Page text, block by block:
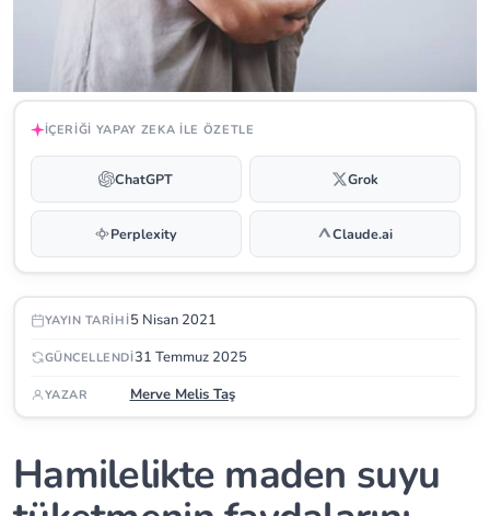
İÇERIĞI YAPAY ZEKA ILE ÖZETLE
ChatGPT Grok
Perplexity Claude.ai
YAYIN TARIHI5 Nisan 2021
GÜNCELLENDI31 Temmuz 2025
YAZAR Merve Melis Taş
Hamilelikte maden suyu